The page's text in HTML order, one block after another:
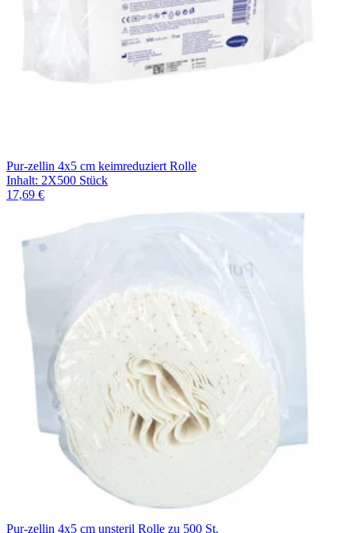
Pur-zellin 4x5 cm keimreduziert Rolle
Inhalt: 2X500 Stück
17,69 €
Pur-zellin 4x5 cm unsteril Rolle zu 500 St.